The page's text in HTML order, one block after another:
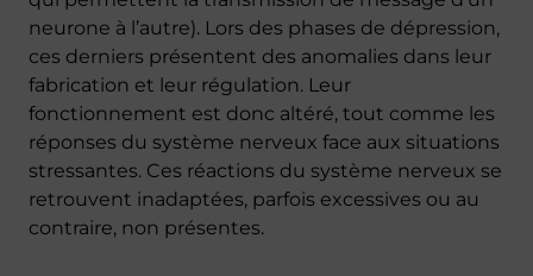
neurone à l’autre). Lors des phases de dépression,
ces derniers présentent des anomalies dans leur
fabrication et leur régulation. Leur
fonctionnement est donc altéré, tout comme les
réponses du système nerveux face aux situations
stressantes. Ces réactions du système nerveux se
retrouvent inadaptées, parfois excessives ou au
contraire, non présentes.